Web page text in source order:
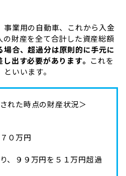
事業用の自動車、これから入金
財産を全て合計した資産総額
場合、超過分は原則的に手元に
出す必要があります。 これを
といいます。
れた時点の財産状況＞
０万円
、９９万円を５１万円超過